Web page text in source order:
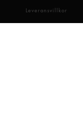
Leveransvillkor